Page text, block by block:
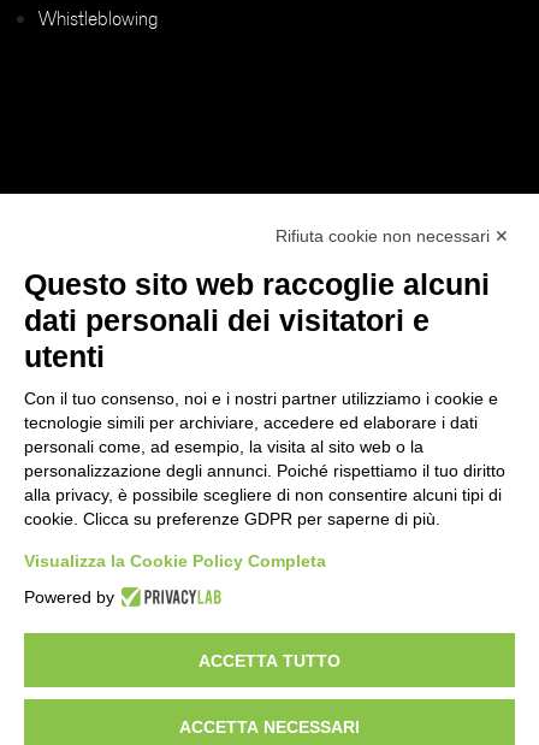
Whistleblowing
Facebook Linkedin
LE NOSTRE DIVISIONI
Security
Telecom
Brand distribuiti
Rifiuta cookie non necessari ✕
Questo sito web raccoglie alcuni
dati personali dei visitatori e
utenti
Con il tuo consenso, noi e i nostri partner utilizziamo i cookie e
tecnologie simili per archiviare, accedere ed elaborare i dati
personali come, ad esempio, la visita al sito web o la
personalizzazione degli annunci. Poiché rispettiamo il tuo diritto
alla privacy, è possibile scegliere di non consentire alcuni tipi di
cookie. Clicca su preferenze GDPR per saperne di più.
Visualizza la Cookie Policy Completa
Powered by
ACCETTA TUTTO
ACCETTA NECESSARI